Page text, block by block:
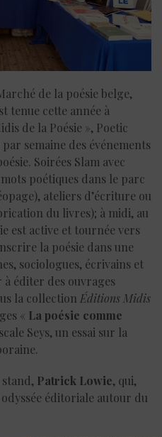
de la poésie belge,
tenue cette année à
de la Poésie », Poetic
semaine des événements
Soirées Slam avec
poétiques dans le parc
ateliers d’écriture ou
du livres); à midi, au
est active et tournée vers
la poésie dans une
sociologues, écrivains et
à éditer des ouvrages
la collection Éditions Midis
« La poésie comme
Seys, un essai sur la
Patrick Lowie, qui,
éditoriale autour du